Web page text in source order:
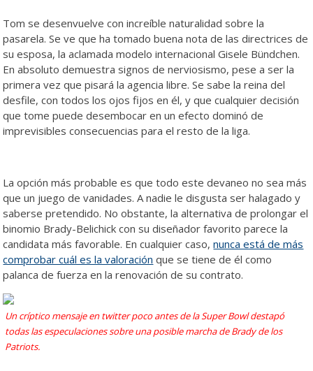
Tom se desenvuelve con increíble naturalidad sobre la
pasarela. Se ve que ha tomado buena nota de las directrices de
su esposa, la aclamada modelo internacional Gisele Bündchen.
En absoluto demuestra signos de nerviosismo, pese a ser la
primera vez que pisará la agencia libre. Se sabe la reina del
desfile, con todos los ojos fijos en él, y que cualquier decisión
que tome puede desembocar en un efecto dominó de
imprevisibles consecuencias para el resto de la liga.
La opción más probable es que todo este devaneo no sea más
que un juego de vanidades. A nadie le disgusta ser halagado y
saberse pretendido. No obstante, la alternativa de prolongar el
binomio Brady-Belichick con su diseñador favorito parece la
candidata más favorable. En cualquier caso,nunca está de más
comprobar cuál es la valoración que se tiene de él como
palanca de fuerza en la renovación de su contrato.
Un críptico mensaje en twitter poco antes de la Super Bowl destapó
todas las especulaciones sobre una posible marcha de Brady de los
Patriots.